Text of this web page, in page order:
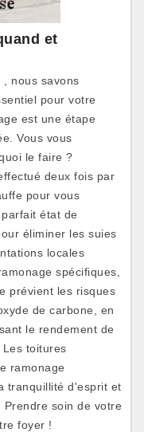
et
nous savons
pour votre
est une étape
Vous vous
le faire ?
deux fois par
pour vous
état de
éliminer les suies
locales
spécifiques,
prévient les risques
de carbone, en
le rendement de
toitures
ramonage
tranquillité d'esprit et
soin de votre
foyer !